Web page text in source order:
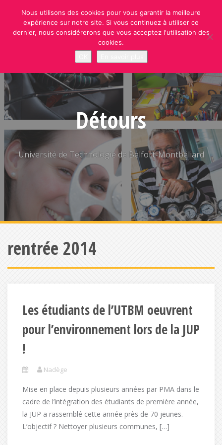
content
Détours
Université de Technologie de Belfort-Montbéliard
rentrée 2014
Les étudiants de l’UTBM oeuvrent
pour l’environnement lors de la JUP
!
Nadège
Mise en place depuis plusieurs années par PMA dans le
cadre de l’intégration des étudiants de première année,
la JUP a rassemblé cette année près de 70 jeunes.
L’objectif ? Nettoyer plusieurs communes, […]
Nous utilisons des cookies pour vous garantir la meilleure
expérience sur notre site. Si vous continuez à utiliser ce
dernier, nous considérerons que vous acceptez l'utilisation des
cookies.